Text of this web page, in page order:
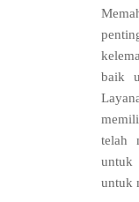
baik
telah
untuk
untuk